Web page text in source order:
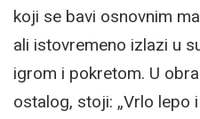
koji se bavi osnovnim
ali istovremeno izlazi u
igrom i pokretom. U
ostalog, stoji: „Vrlo lepo